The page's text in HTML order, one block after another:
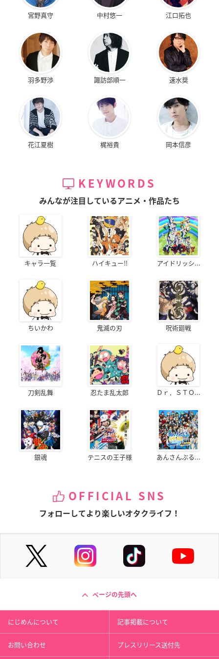
宮野真守 中村悠一 江口拓也
羽多野渉 諏訪部順一 速水奨
花江夏樹 梶裕貴 岡本信彦
KEYWORDS
みんなが注目しているアニメ・作品たち
キャラ一覧 ハイキュー!! アイドリッシ...
ちいかわ 鬼滅の刃 呪術廻戦
刀剣乱舞 忍たま乱太郎 Ｄｒ．ＳＴＯ...
銀魂 テニスの王子様 あんさんぶる...
OFFICIAL SNS
フォローしてより楽しいオタクライフ！
ページの先頭へ
にじめんについて 記事掲載について
お問い合わせ プレスリリース送付先